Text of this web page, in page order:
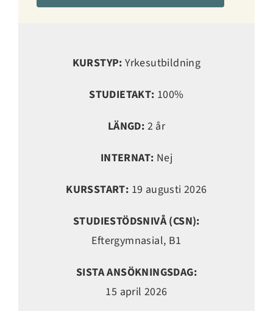
KURSTYP: Yrkesutbildning
STUDIETAKT: 100%
LÄNGD: 2 år
INTERNAT: Nej
KURSSTART: 19 augusti 2026
STUDIESTÖDSNIVÅ (CSN):
Eftergymnasial, B1
SISTA ANSÖKNINGSDAG:
15 april 2026